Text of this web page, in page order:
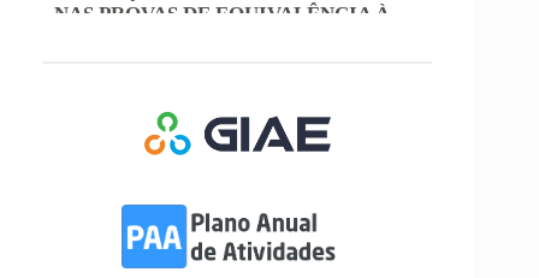
alunos autopropostos do ensino básico.
Nos termos do Artigo 36º da Portaria nº 223-
A/2018, de 3 de Agosto, são afixadas hoje, dia
18 de junho de 2026, as pautas de avaliação do
Informações-Prova Provas de
Equivalência à Frequência (PEF)
Encontram-se publicadas as Informações-Prova